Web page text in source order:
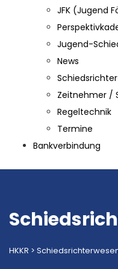
JFK (Jugend
Jugend-
News
Zeitnehmer /
Regeltechnik
Termine
Bankverbindung
HKKR >